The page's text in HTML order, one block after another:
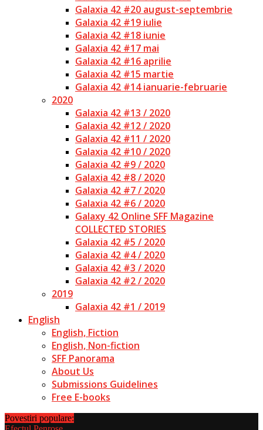
Galaxia 42 #20 august-septembrie
Galaxia 42 #19 iulie
Galaxia 42 #18 iunie
Galaxia 42 #17 mai
Galaxia 42 #16 aprilie
Galaxia 42 #15 martie
Galaxia 42 #14 ianuarie-februarie
2020
Galaxia 42 #13 / 2020
Galaxia 42 #12 / 2020
Galaxia 42 #11 / 2020
Galaxia 42 #10 / 2020
Galaxia 42 #9 / 2020
Galaxia 42 #8 / 2020
Galaxia 42 #7 / 2020
Galaxia 42 #6 / 2020
Galaxy 42 Online SFF Magazine
COLLECTED STORIES
Galaxia 42 #5 / 2020
Galaxia 42 #4 / 2020
Galaxia 42 #3 / 2020
Galaxia 42 #2 / 2020
2019
Galaxia 42 #1 / 2019
English
English, Fiction
English, Non-fiction
SFF Panorama
About Us
Submissions Guidelines
Free E-books
Povestiri populare: